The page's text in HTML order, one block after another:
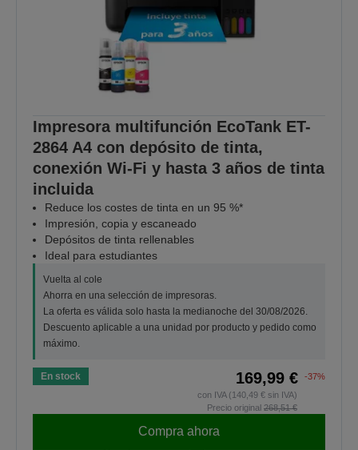
Impresora multifunción EcoTank ET-
2864 A4 con depósito de tinta,
conexión Wi-Fi y hasta 3 años de tinta
incluida
Reduce los costes de tinta en un 95 %*
Impresión, copia y escaneado
Depósitos de tinta rellenables
Ideal para estudiantes
Vuelta al cole
Ahorra en una selección de impresoras.
La oferta es válida solo hasta la medianoche del 30/08/2026.
Descuento aplicable a una unidad por producto y pedido como
máximo.
En stock 169,99 €
-37%
con IVA (140,49 € sin IVA)
Precio original 268,51 €
Compra ahora